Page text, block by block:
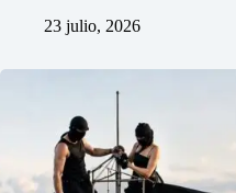
23 julio, 2026